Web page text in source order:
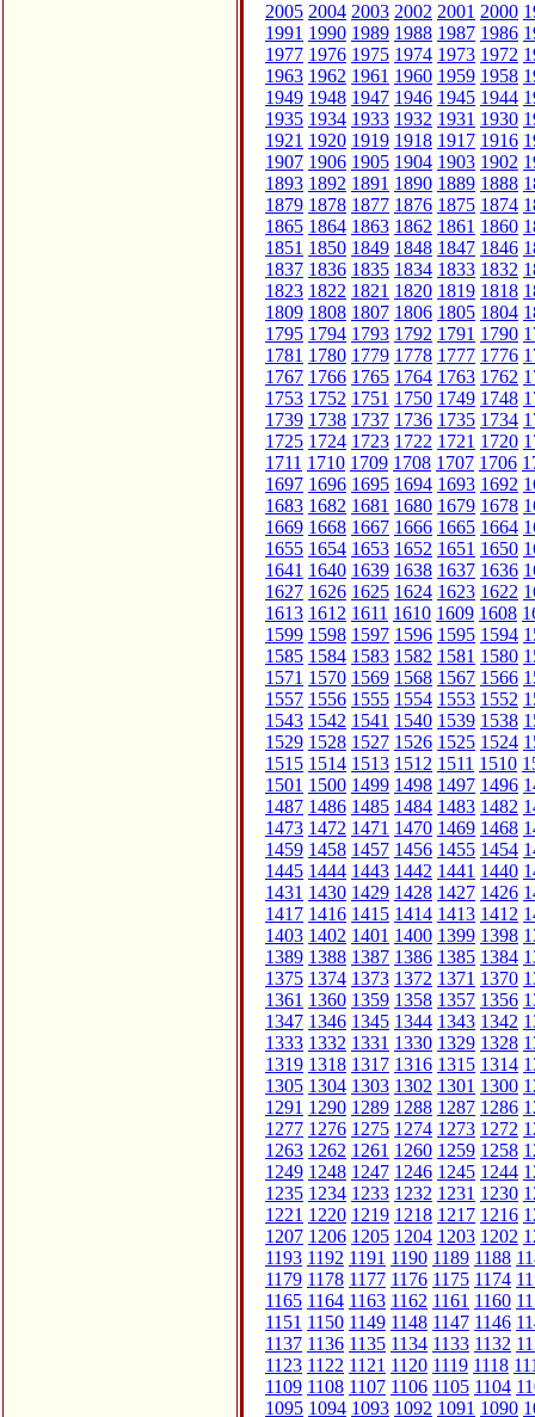
2005 2004 2003 2002 2001 2000
1991 1990 1989 1988 1987 1986
1977 1976 1975 1974 1973 1972
1963 1962 1961 1960 1959 1958
1949 1948 1947 1946 1945 1944
1935 1934 1933 1932 1931 1930
1921 1920 1919 1918 1917 1916
1907 1906 1905 1904 1903 1902
1893 1892 1891 1890 1889 1888
1879 1878 1877 1876 1875 1874
1865 1864 1863 1862 1861 1860
1851 1850 1849 1848 1847 1846
1837 1836 1835 1834 1833 1832
1823 1822 1821 1820 1819 1818
1809 1808 1807 1806 1805 1804
1795 1794 1793 1792 1791 1790
1781 1780 1779 1778 1777 1776
1767 1766 1765 1764 1763 1762
1753 1752 1751 1750 1749 1748
1739 1738 1737 1736 1735 1734
1725 1724 1723 1722 1721 1720
1711 1710 1709 1708 1707 1706
1697 1696 1695 1694 1693 1692
1683 1682 1681 1680 1679 1678
1669 1668 1667 1666 1665 1664
1655 1654 1653 1652 1651 1650
1641 1640 1639 1638 1637 1636
1627 1626 1625 1624 1623 1622
1613 1612 1611 1610 1609 1608
1599 1598 1597 1596 1595 1594
1585 1584 1583 1582 1581 1580
1571 1570 1569 1568 1567 1566
1557 1556 1555 1554 1553 1552
1543 1542 1541 1540 1539 1538
1529 1528 1527 1526 1525 1524
1515 1514 1513 1512 1511 1510
1501 1500 1499 1498 1497 1496
1487 1486 1485 1484 1483 1482
1473 1472 1471 1470 1469 1468
1459 1458 1457 1456 1455 1454
1445 1444 1443 1442 1441 1440
1431 1430 1429 1428 1427 1426
1417 1416 1415 1414 1413 1412
1403 1402 1401 1400 1399 1398
1389 1388 1387 1386 1385 1384
1375 1374 1373 1372 1371 1370
1361 1360 1359 1358 1357 1356
1347 1346 1345 1344 1343 1342
1333 1332 1331 1330 1329 1328
1319 1318 1317 1316 1315 1314
1305 1304 1303 1302 1301 1300
1291 1290 1289 1288 1287 1286
1277 1276 1275 1274 1273 1272
1263 1262 1261 1260 1259 1258
1249 1248 1247 1246 1245 1244
1235 1234 1233 1232 1231 1230
1221 1220 1219 1218 1217 1216
1207 1206 1205 1204 1203 1202
1193 1192 1191 1190 1189 1188
1179 1178 1177 1176 1175 1174
1165 1164 1163 1162 1161 1160
1151 1150 1149 1148 1147 1146
1137 1136 1135 1134 1133 1132
1123 1122 1121 1120 1119 1118
1109 1108 1107 1106 1105 1104
1095 1094 1093 1092 1091 1090